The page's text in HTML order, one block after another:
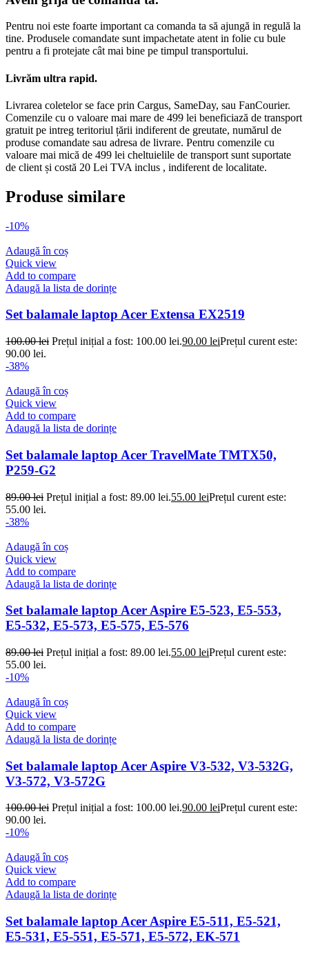
Pentru noi este foarte important ca comanda ta să ajungă in regulă la
tine. Produsele comandate sunt impachetate atent in folie cu bule
pentru a fi protejate cât mai bine pe timpul transportului.
Livrăm ultra rapid.
Livrarea coletelor se face prin Cargus, SameDay, sau FanCourier.
Comenzile cu o valoare mai mare de 499 lei beneficiază de transport
gratuit pe intreg teritoriul țării indiferent de greutate, numărul de
produse comandate sau adresa de livrare. Pentru comenzile cu
valoare mai mică de 499 lei cheltuielile de transport sunt suportate
de client și costă 20 Lei TVA inclus , indiferent de localitate.
Produse similare
-10%
Adaugă în coș
Quick view
Add to compare
Adaugă la lista de dorințe
Set balamale laptop Acer Extensa EX2519
100.00lei Prețul inițial a fost: 100.00 lei.90.00 leiPrețul curent este:
90.00 lei.
-38%
Adaugă în coș
Quick view
Add to compare
Adaugă la lista de dorințe
Set balamale laptop Acer TravelMate TMTX50,
P259-G2
89.00lei Prețul inițial a fost: 89.00 lei.55.00 leiPrețul curent este:
55.00 lei.
-38%
Adaugă în coș
Quick view
Add to compare
Adaugă la lista de dorințe
Set balamale laptop Acer Aspire E5-523, E5-553,
E5-532, E5-573, E5-575, E5-576
89.00lei Prețul inițial a fost: 89.00 lei.55.00 leiPrețul curent este:
55.00 lei.
-10%
Adaugă în coș
Quick view
Add to compare
Adaugă la lista de dorințe
Set balamale laptop Acer Aspire V3-532, V3-532G,
V3-572, V3-572G
100.00lei Prețul inițial a fost: 100.00 lei.90.00 leiPrețul curent este:
90.00 lei.
-10%
Adaugă în coș
Quick view
Add to compare
Adaugă la lista de dorințe
Set balamale laptop Acer Aspire E5-511, E5-521,
E5-531, E5-551, E5-571, E5-572, EK-571